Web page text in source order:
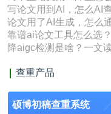
写论文用到AI，怎么AI
论文用了AI生成，怎么
靠谱ai论文工具怎么选
降aigc检测是啥？一文
查重产品
硕博初稿查重系统